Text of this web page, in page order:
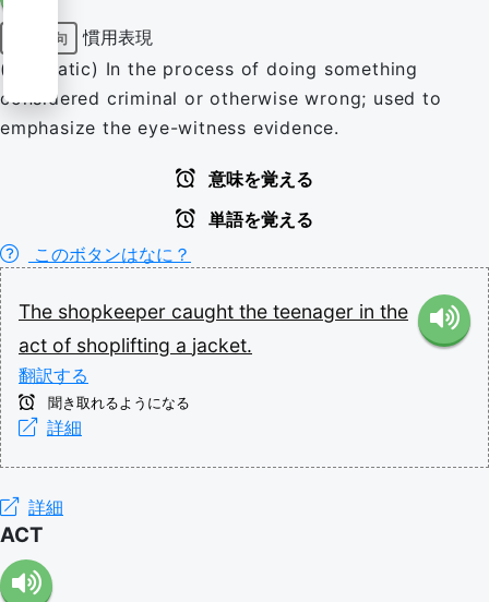
前置詞句
慣用表現
(idiomatic) In the process of doing something
considered criminal or otherwise wrong; used to
emphasize the eye-witness evidence.
意味を覚える
単語を覚える
このボタンはなに？
The shopkeeper caught the teenager in the
act of shoplifting a jacket.
翻訳する
聞き取れるようになる
詳細
詳細
ACT